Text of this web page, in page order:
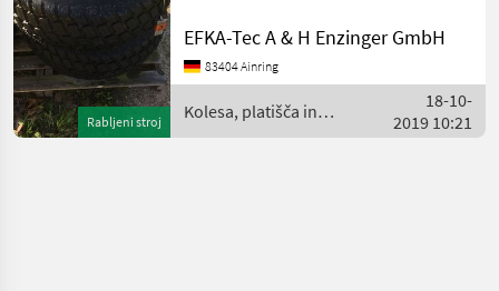
Rabljeni stroj
mm Nabendurchmesser 12
Festfelge ET 5 cm Passend
EFKA-Tec A & H Enzinger GmbH
83404 Ainring
Kolesa, platišča in
pnevmatike / Titan
18-10-
2019 10:21